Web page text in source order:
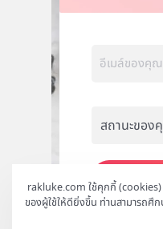
rakluke.com ใช้คุกกี้
ของผู้ใช้ให้ดียิ่งขึ้น ท่านสามารถศึก